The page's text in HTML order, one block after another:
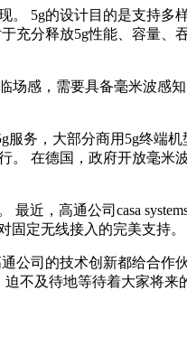
5g的设计目的是支持多
充分释放5g性能、容量、
感，需要具备毫米波感
务，大部分商用5g终端
在德国，政府开放毫米
近，高通公司casa
固定无线接入的完美支持。
公司的技术创新都给合作
不及待地等待着大家将来